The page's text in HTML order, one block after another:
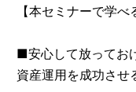
【本セミナーで学べ
■安心して放ってお
資産運用を成功させ